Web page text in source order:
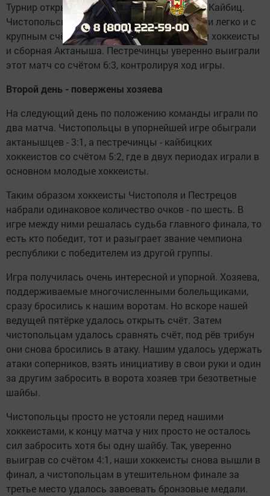
Турнир открыли чистопольцы и команда из Кайбиц.
Чистопольские хоккеисты эту игру выиграли легко и с
крупным счётом. Затем на лёд вышли наши хоккеисты
и сборная Актаныша. Пестречинцы уверенно выиграли
этот матч со счётом 6:3, контролируя ход игры.
Второй день - повержены хозяева
На следующий день по положению команды играли по
два матча. Чистопольцы в упорнейшей игре обыграли
актанышцев - 3:1, а пестречинцы - кайбицких
хоккеистов со счётом 5:2, где в двух периодах играли в
основном молодые хоккеисты.
Таким образом хоккеисты Чистополя и Пестрецов
набрали одинаковое количество очков - по шесть. В
игре между ними решалась судьба главного финала, то
есть кто победит, тот и разыграет звание чемпиона
республики с победителем из другой группы.
Игра получилась очень интересной и упорной. Хозяева,
поддерживаемые многочисленными болельщиками,
сразу бросились к нашим воротам. Но вскоре нашей
ведущей пятёрке удалось открыть счёт. Затем
чистопольцам удалось сравнять счёт, под рёв трибун
они снова бросились в атаку. Нашим удалось удержать
атаки соперников, взять инициативу в свои руки и один
за другим забросить в ворота хозяев три безответные
шайбы.
Чистопольцы просто не устояли перед нашими
хоккеистами, к концу матча у них просто не осталось
сил забросить хотя бы одну шайбу. Так, уверенно
выиграв со счётом 4:1, наши хоккеисты снова вышли в
финал, а чистопольцам в утешительном финале за
третье место удалось завоевать бронзовые медали.